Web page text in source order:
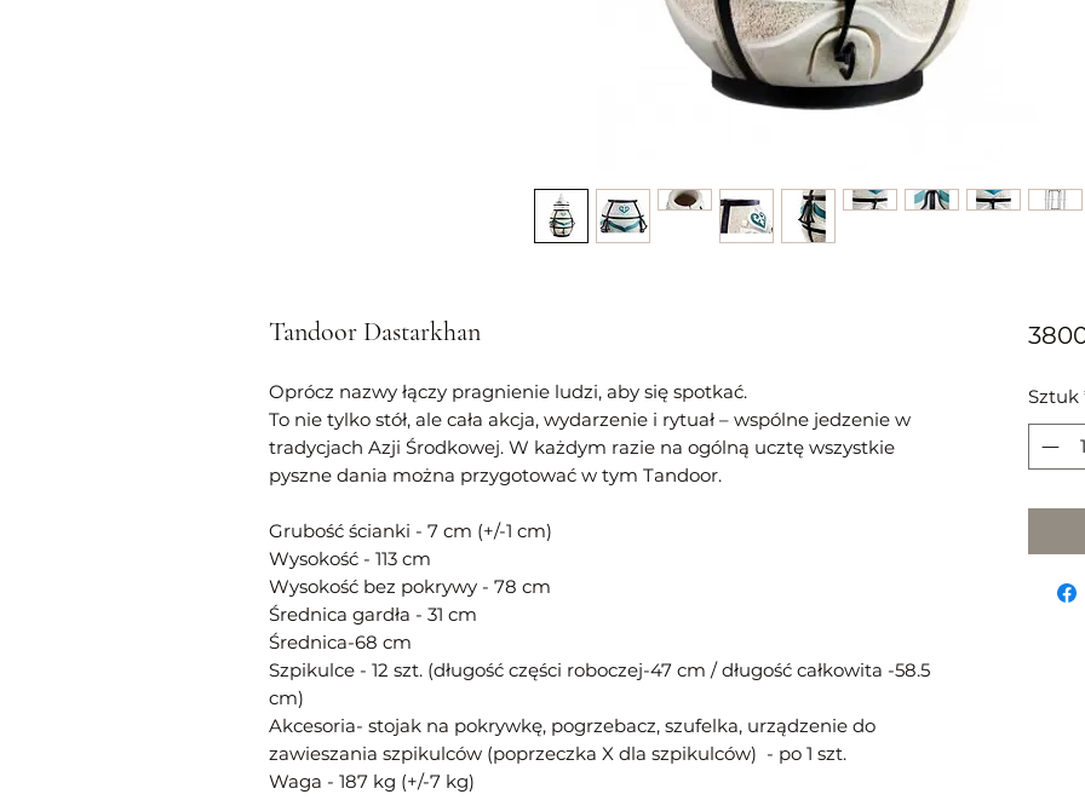
Tandoor Dastarkhan
Oprócz nazwy łączy pragnienie ludzi, aby się spotkać.
To nie tylko stół, ale cała akcja, wydarzenie i rytuał – wspólne jedzenie w
tradycjach Azji Środkowej. W każdym razie na ogólną ucztę wszystkie
pyszne dania można przygotować w tym Tandoor.
Grubość ścianki - 7 cm (+/-1 cm)
Wysokość - 113 cm
Wysokość bez pokrywy - 78 cm
Średnica gardła - 31 cm
Średnica-68 cm
Szpikulce - 12 szt. (długość części roboczej-47 cm / długość całkowita -58.5
cm)
Akcesoria- stojak na pokrywkę, pogrzebacz, szufelka, urządzenie do
zawieszania szpikulców (poprzeczka X dla szpikulców) - po 1 szt.
Waga - 187 kg (+/-7 kg)
Sztuk